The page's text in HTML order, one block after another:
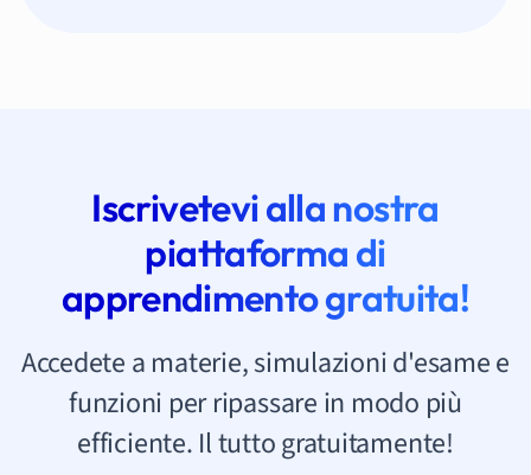
Iscrivetevi alla nostra
piattaforma di
apprendimento gratuita!
Accedete a materie, simulazioni d'esame e
funzioni per ripassare in modo più
efficiente. Il tutto gratuitamente!